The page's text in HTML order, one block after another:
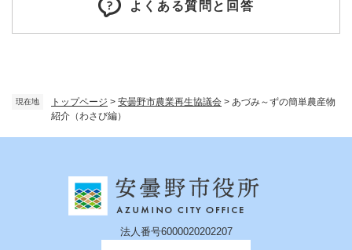
現在地 トップページ > 安曇野市農業再生協議会 > あづみ～ずの簡単農産物
紹介（わさび編）
よくある質問と回答
法人番号6000020202207